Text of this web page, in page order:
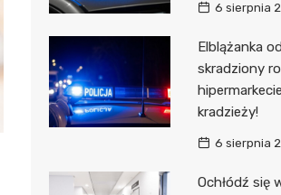
6 sierpnia
Elblążanka
skradziony
kradzieży!
6 sierpnia
Ochłódź się